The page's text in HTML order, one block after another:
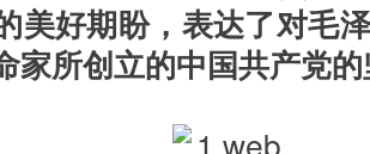
美好期盼，表达了对毛
家所创立的中国共产党